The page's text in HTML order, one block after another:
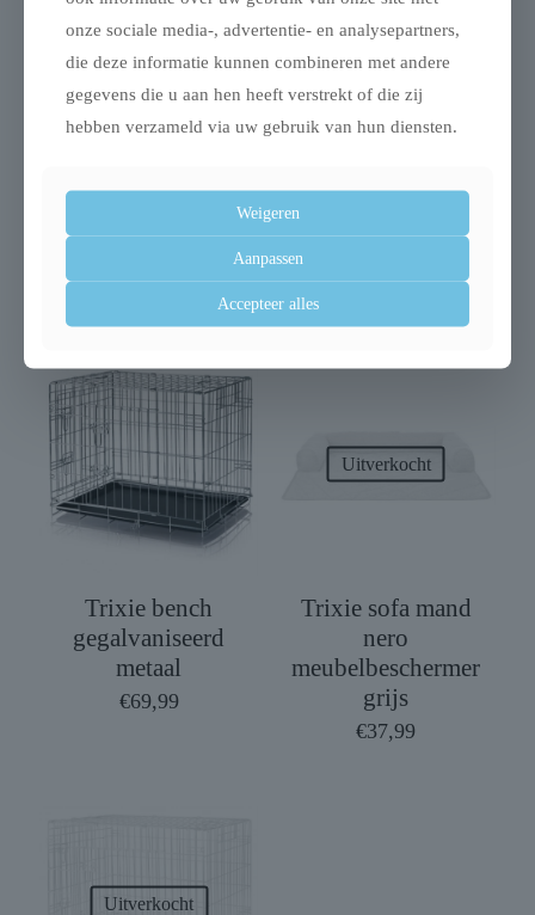
(/kg):
Nutritionele toevoegingsmiddelen: Vitamine A 25.000
Inhoud: 8 kg
Gerelateerde producten
Trixie bench
gegalvaniseerd
metaal
€69,99
Uitverkocht
Trixie sofa mand
nero
meubelbeschermer
grijs
€37,99
Uitverkocht
onze sociale media-, advertentie- en analysepartners,
die deze informatie kunnen combineren met andere
gegevens die u aan hen heeft verstrekt of die zij
hebben verzameld via uw gebruik van hun diensten.
Weigeren
Aanpassen
Accepteer alles